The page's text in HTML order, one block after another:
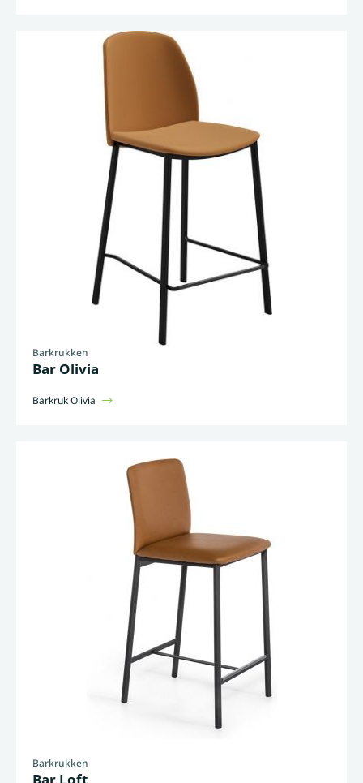
Barkrukken
Bar Olivia
Barkruk Olivia
Barkrukken